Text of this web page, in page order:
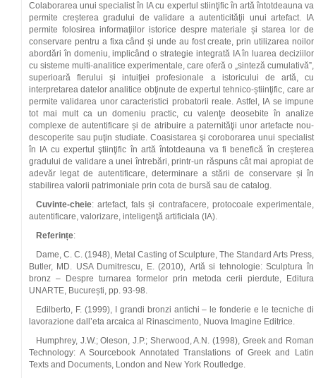
Colaborarea unui specialist în IA cu expertul stiinţific în artă întotdeauna va
permite creșterea gradului de validare a autenticităţii unui artefact. IA
permite folosirea informaţiilor istorice despre materiale și starea lor de
conservare pentru a fixa când și unde au fost create, prin utilizarea noilor
abordări în domeniu, implicând o strategie integrată IA în luarea deciziilor
cu sisteme multi-analitice experimentale, care oferă o „sinteză cumulativă”,
superioară flerului și intuiţiei profesionale a istoricului de artă, cu
interpretarea datelor analitice obţinute de expertul tehnico-știinţific, care ar
permite validarea unor caracteristici probatorii reale. Astfel, IA se impune
tot mai mult ca un domeniu practic, cu valenţe deosebite în analize
complexe de autentificare și de atribuire a paternităţii unor artefacte nou-
descoperite sau puţin studiate. Coasistarea şi coroborarea unui specialist
în IA cu expertul ştiinţific în artă întotdeauna va fi benefică în creșterea
gradului de validare a unei întrebări, printr-un răspuns cât mai apropiat de
adevăr legat de autentificare, determinare a stării de conservare și în
stabilirea valorii patrimoniale prin cota de bursă sau de catalog.
Cuvinte-cheie: artefact, fals și contrafacere, protocoale experimentale,
autentificare, valorizare, inteligenţă artificiala (IA).
Referințe:
Dame, C. C. (1948), Metal Casting of Sculpture, The Standard Arts Press,
Butler, MD. USA Dumitrescu, E. (2010), Artă si tehnologie: Sculptura în
bronz – Despre turnarea formelor prin metoda cerii pierdute, Editura
UNARTE, București, pp. 93-98.
Edilberto, F. (1999), I grandi bronzi antichi – le fonderie e le tecniche di
lavorazione dall’eta arcaica al Rinascimento, Nuova Imagine Editrice.
Humphrey, J.W.; Oleson, J.P.; Sherwood, A.N. (1998), Greek and Roman
Technology: A Sourcebook Annotated Translations of Greek and Latin
Texts and Documents, London and New York Routledge.